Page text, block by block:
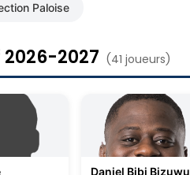
Paloise
2027 (41 joueurs)
Daniel Bibi Bizuwu